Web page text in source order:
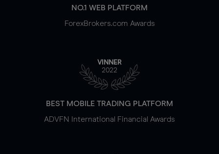
NO.1 WEB PLATFORM
ForexBrokers.com Awards
VINNER
2022
BEST MOBILE TRADING PLATFORM
ADVFN International Financial Awards